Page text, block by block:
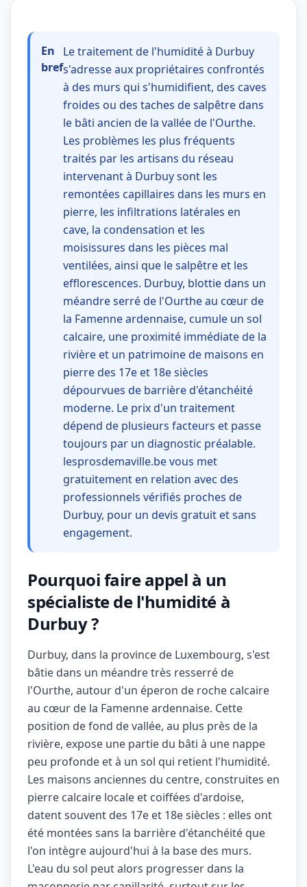
En
bref
Le traitement de l'humidité à Durbuy
s'adresse aux propriétaires confrontés
à des murs qui s'humidifient, des caves
froides ou des taches de salpêtre dans
le bâti ancien de la vallée de l'Ourthe.
Les problèmes les plus fréquents
traités par les artisans du réseau
intervenant à Durbuy sont les
remontées capillaires dans les murs en
pierre, les infiltrations latérales en
cave, la condensation et les
moisissures dans les pièces mal
ventilées, ainsi que le salpêtre et les
efflorescences. Durbuy, blottie dans un
méandre serré de l'Ourthe au cœur de
la Famenne ardennaise, cumule un sol
calcaire, une proximité immédiate de la
rivière et un patrimoine de maisons en
pierre des 17e et 18e siècles
dépourvues de barrière d'étanchéité
moderne. Le prix d'un traitement
dépend de plusieurs facteurs et passe
toujours par un diagnostic préalable.
lesprosdemaville.be vous met
gratuitement en relation avec des
professionnels vérifiés proches de
Durbuy, pour un devis gratuit et sans
engagement.
Pourquoi faire appel à un
spécialiste de l'humidité à
Durbuy ?
Durbuy, dans la province de Luxembourg, s'est
bâtie dans un méandre très resserré de
l'Ourthe, autour d'un éperon de roche calcaire
au cœur de la Famenne ardennaise. Cette
position de fond de vallée, au plus près de la
rivière, expose une partie du bâti à une nappe
peu profonde et à un sol qui retient l'humidité.
Les maisons anciennes du centre, construites en
pierre calcaire locale et coiffées d'ardoise,
datent souvent des 17e et 18e siècles : elles ont
été montées sans la barrière d'étanchéité que
l'on intègre aujourd'hui à la base des murs.
L'eau du sol peut alors progresser dans la